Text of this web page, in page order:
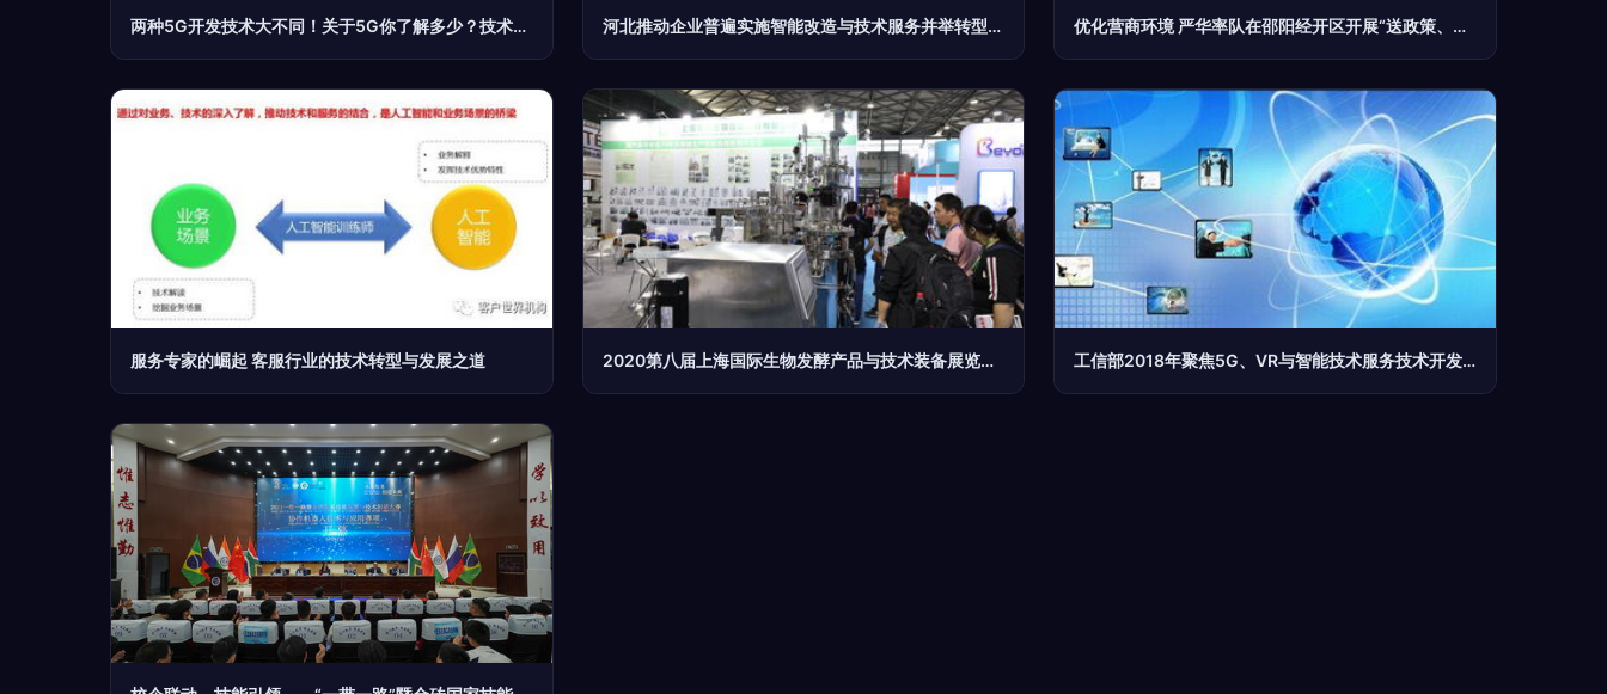
两种5G开发技术大不同！关于5G你了解多少？技术服务与技术开发解析 河北推动企业普遍实施智能改造与技术服务并举转型升级提速 优化营商环境 严华率队在邵阳经开区开展“送政策、解难题、优服务”行动
服务专家的崛起 客服行业的技术转型与发展之道 2020第八届上海国际生物发酵产品与技术装备展览会 技术创新驱动行业未来 工信部2018年聚焦5G、VR与智能技术服务技术开发——推动产业融合与创新升级